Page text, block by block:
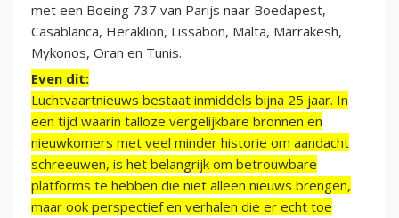
met een Boeing 737 van Parijs naar Boedapest,
Casablanca, Heraklion, Lissabon, Malta, Marrakesh,
Mykonos, Oran en Tunis.
Even dit:
Luchtvaartnieuws bestaat inmiddels bijna 25 jaar. In
een tijd waarin talloze vergelijkbare bronnen en
nieuwkomers met veel minder historie om aandacht
schreeuwen, is het belangrijk om betrouwbare
platforms te hebben die niet alleen nieuws brengen,
maar ook perspectief en verhalen die er echt toe